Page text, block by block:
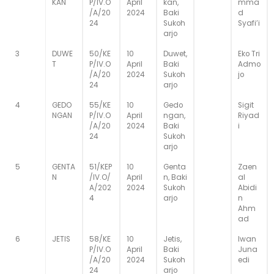
KAN
P/IV.O
/A/20
24
April
2024
kan,
Baki
Sukoh
arjo
mma
d
Syafi’i
3
DUWE
T
50/KE
P/IV.O
/A/20
24
10
April
2024
Duwet,
Baki
Sukoh
arjo
Eko Tri
Admo
jo
4
GEDO
NGAN
55/KE
P/IV.O
/A/20
24
10
April
2024
Gedo
ngan,
Baki
Sukoh
arjo
Sigit
Riyad
i
5
GENTA
N
51/KEP
/IV.O/
A/202
4
10
April
2024
Genta
n, Baki
Sukoh
arjo
Zaen
al
Abidi
n
Ahm
ad
6 JETIS
58/KE
P/IV.O
/A/20
24
10
April
2024
Jetis,
Baki
Sukoh
arjo
Iwan
Juna
edi